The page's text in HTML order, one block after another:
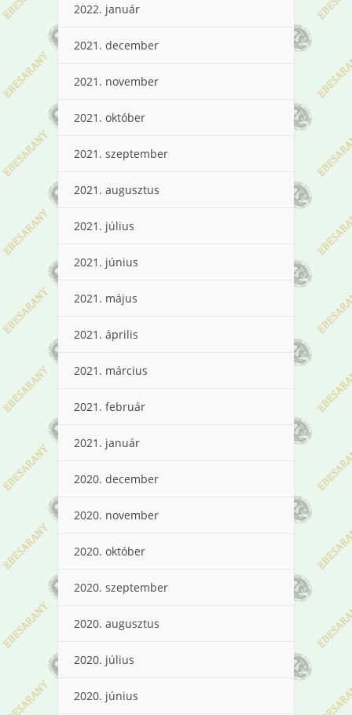
2022. január
2021. december
2021. november
2021. október
2021. szeptember
2021. augusztus
2021. július
2021. június
2021. május
2021. április
2021. március
2021. február
2021. január
2020. december
2020. november
2020. október
2020. szeptember
2020. augusztus
2020. július
2020. június